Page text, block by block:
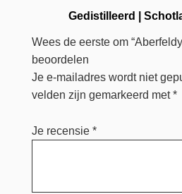
Gedistilleerd |
Wees de eerste om
beoordelen
Je e-mailadres wordt niet
velden zijn gemarkeerd met*
Je recensie *